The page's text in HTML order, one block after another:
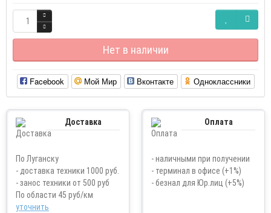
Нет в наличии
Facebook Мой Мир Вконтакте Одноклассники
Доставка
По Луганску
- доставка техники 1000 руб.
- занос техники от 500 руб
По области 45 руб/км
уточнить
Оплата
- наличными при получении
- терминал в офисе (+1%)
- безнал для Юр.лиц (+5%)